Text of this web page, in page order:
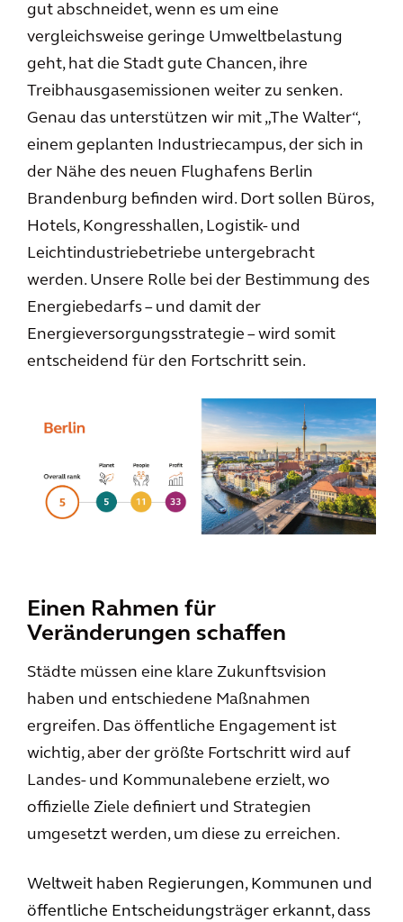
gut abschneidet, wenn es um eine
vergleichsweise geringe Umweltbelastung
geht, hat die Stadt gute Chancen, ihre
Treibhausgasemissionen weiter zu senken.
Genau das unterstützen wir mit „The Walter“,
einem geplanten Industriecampus, der sich in
der Nähe des neuen Flughafens Berlin
Brandenburg befinden wird. Dort sollen Büros,
Hotels, Kongresshallen, Logistik- und
Leichtindustriebetriebe untergebracht
werden. Unsere Rolle bei der Bestimmung des
Energiebedarfs – und damit der
Energieversorgungsstrategie – wird somit
entscheidend für den Fortschritt sein.
Einen Rahmen für
Veränderungen schaffen
Städte müssen eine klare Zukunftsvision
haben und entschiedene Maßnahmen
ergreifen. Das öffentliche Engagement ist
wichtig, aber der größte Fortschritt wird auf
Landes- und Kommunalebene erzielt, wo
offizielle Ziele definiert und Strategien
umgesetzt werden, um diese zu erreichen.
Weltweit haben Regierungen, Kommunen und
öffentliche Entscheidungsträger erkannt, dass